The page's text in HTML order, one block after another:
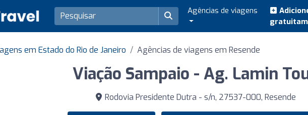
Agências de viagens
em Estado do Rio de Janeiro Agências de viagens em Resende
Viação Sampaio - Ag. Lamin
Rodovia Presidente Dutra - s/n, 27537-000, Resende